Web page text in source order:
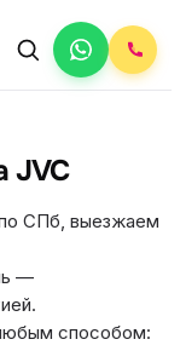
JVC
СПб, выезжаем
—
способом: